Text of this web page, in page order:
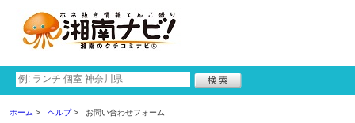
ホーム ヘルプ お問い合わせフォーム